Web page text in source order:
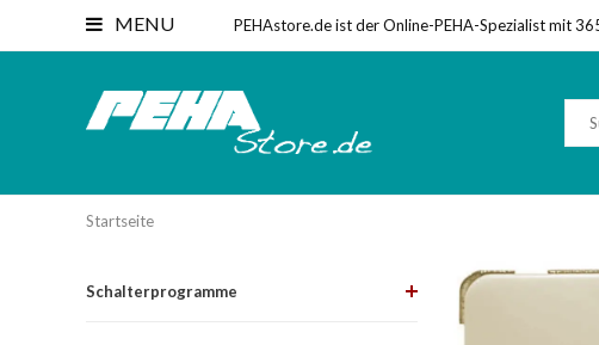
MENU PEHAstore.de ist der Online-PEHA-Spezialist mit
Startseite
Schalterprogramme